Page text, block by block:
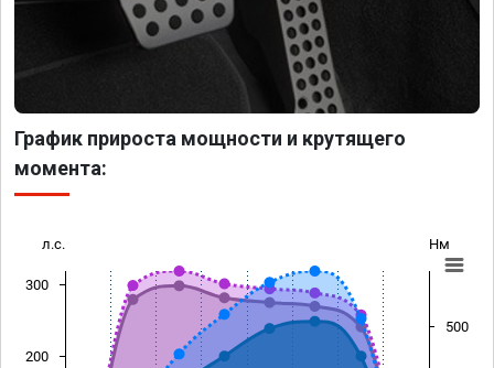
График прироста мощности и крутящего
момента:
л.с. Нм
200
300
500